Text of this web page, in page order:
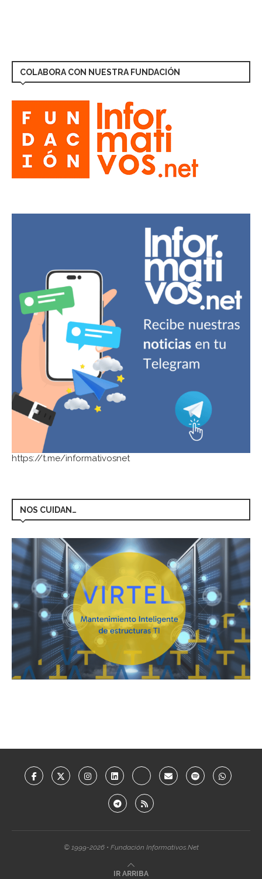
COLABORA CON NUESTRA FUNDACIÓN
https://t.me/informativosnet
NOS CUIDAN…
© 1999-2026 • Fundación Informativos.Net
IR ARRIBA